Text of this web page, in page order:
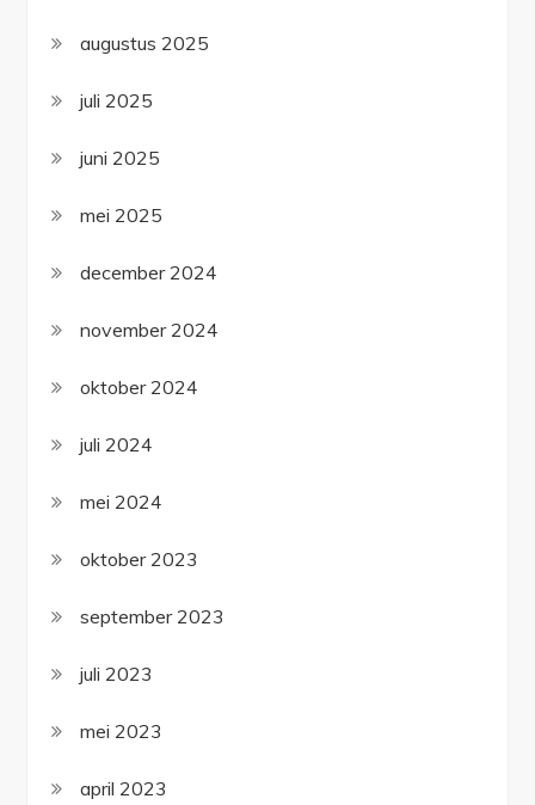
augustus 2025
juli 2025
juni 2025
mei 2025
december 2024
november 2024
oktober 2024
juli 2024
mei 2024
oktober 2023
september 2023
juli 2023
mei 2023
april 2023